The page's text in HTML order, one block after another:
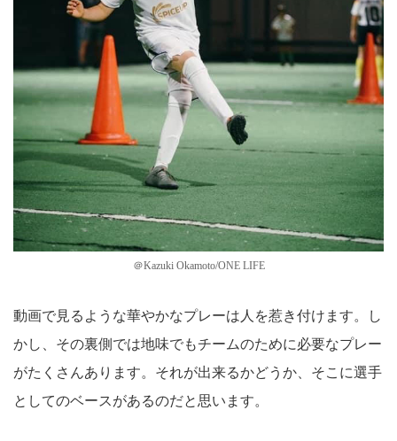
＠Kazuki Okamoto/ONE LIFE
動画で見るような華やかなプレーは人を惹き付けます。し
かし、その裏側では地味でもチームのために必要なプレー
がたくさんあります。それが出来るかどうか、そこに選手
としてのベースがあるのだと思います。